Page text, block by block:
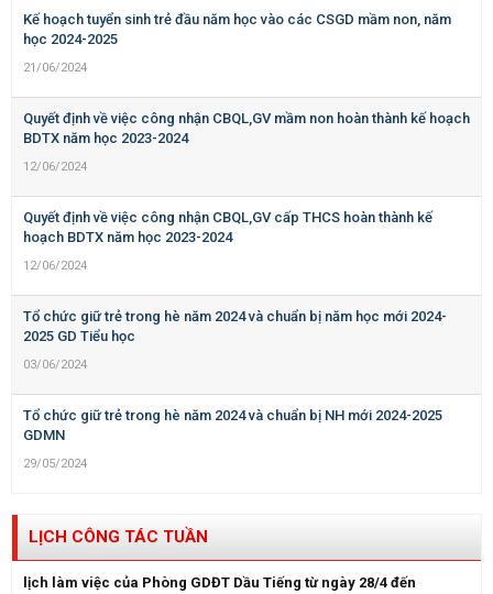
Kế hoạch tuyển sinh trẻ đầu năm học vào các CSGD mầm non, năm
học 2024-2025
21/06/2024
Quyết định về việc công nhận CBQL,GV mầm non hoàn thành kế hoạch
BDTX năm học 2023-2024
12/06/2024
Quyết định về việc công nhận CBQL,GV cấp THCS hoàn thành kế
hoạch BDTX năm học 2023-2024
12/06/2024
Tổ chức giữ trẻ trong hè năm 2024 và chuẩn bị năm học mới 2024-
2025 GD Tiểu học
03/06/2024
Tổ chức giữ trẻ trong hè năm 2024 và chuẩn bị NH mới 2024-2025
GDMN
29/05/2024
LỊCH CÔNG TÁC TUẦN
lịch làm việc của Phòng GDĐT Dầu Tiếng từ ngày 28/4 đến